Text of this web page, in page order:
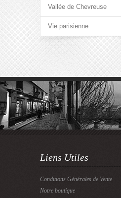
Vallée de Chevreuse
Vie parisienne
Liens Utiles
Conditions Générales de Vente
Notre boutique